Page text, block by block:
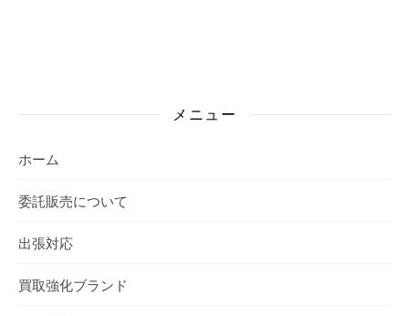
メニュー
ホーム
委託販売について
出張対応
買取強化ブランド